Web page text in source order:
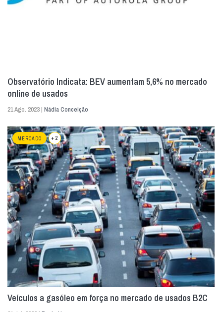
Observatório Indicata: BEV aumentam 5,6% no mercado
online de usados
21 Ago. 2023 | Nádia Conceição
MERCADO + 2
Veículos a gasóleo em força no mercado de usados B2C